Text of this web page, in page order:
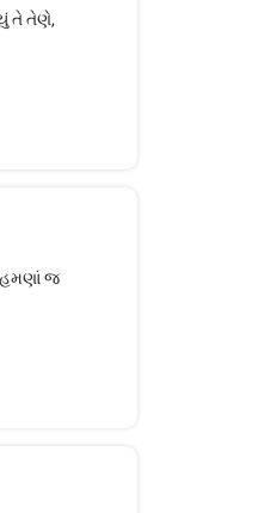
તે તેણે,
હમણાં જ